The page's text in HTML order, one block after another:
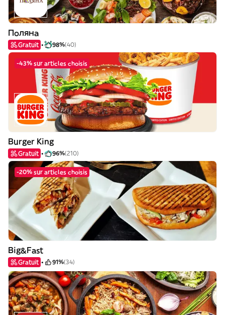
Поляна
Gratuit 98%(40)
-43% sur articles choisis
Burger King
Gratuit 96%(210)
-20% sur articles choisis
Big&Fast
Gratuit 91%(34)